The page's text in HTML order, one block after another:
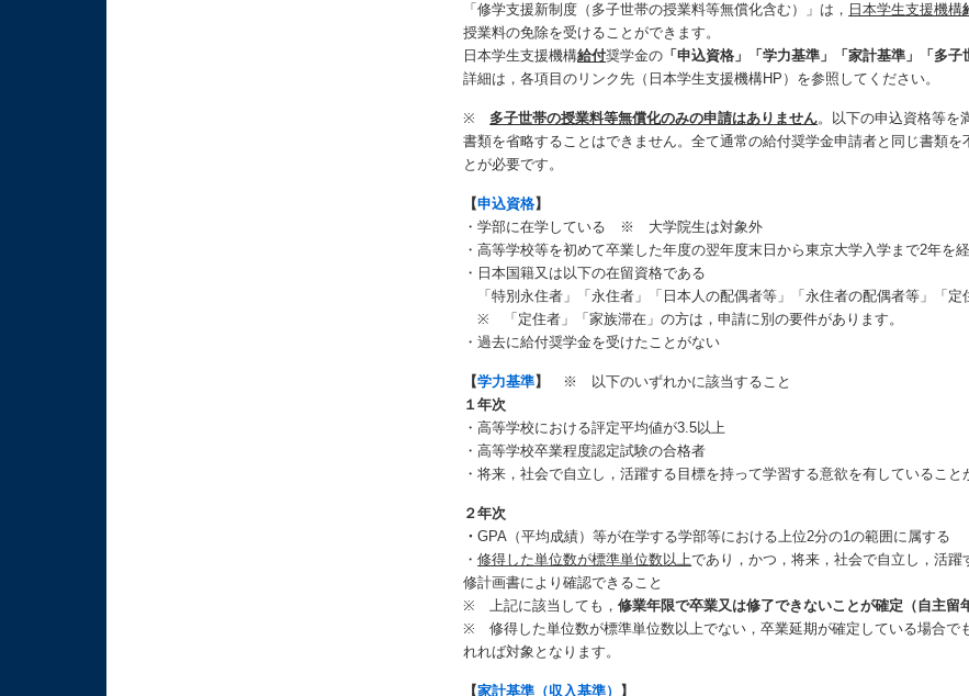
「修学支援新制度（多子世帯の授業料等無償化含む）」は， 日本学生支援機構
授業料の免除を受けることができます。
日本学生支援機構給付奨学金の 「申込資格」「学力基準」「家計基準」「多子
詳細は，各項目のリンク先（日本学生支援機構HP）を参照してください。
※ 多子世帯の授業料等無償化のみの申請はありません。以下の申込資格等を
書類を省略することはできません。全て通常の給付奨学金申請者と同じ書類
とが必要です。
【申込資格】
・学部に在学している ※ 大学院生は対象外
・高等学校等を初めて卒業した年度の翌年度末日から東京大学入学まで2
・日本国籍又は以下の在留資格である
「特別永住者」「永住者」「日本人の配偶者等」「永住者の配偶者等」「定
※ 「定住者」「家族滞在」の方は，申請に別の要件があります。
・過去に給付奨学金を受けたことがない
【学力基準】
※ 以下のいずれかに該当すること
１年次
・高等学校における評定平均値が3.5以上
・高等学校卒業程度認定試験の合格者
・将来，社会で自立し，活躍する目標を持って学習する意欲を有しているこ
２年次
・GPA（平均成績）等が在学する学部等における上位2分の1の範囲に属する
・修得した単位数が標準単位数以上であり，かつ，将来，社会で自立し，活
修計画書により確認できること
※ 上記に該当しても，修業年限で卒業又は修了できないことが確定（自主
※ 修得した単位数が標準単位数以上でない，卒業延期が確定している場合で
れれば対象となります。
【家計基準 （収入基準）
】